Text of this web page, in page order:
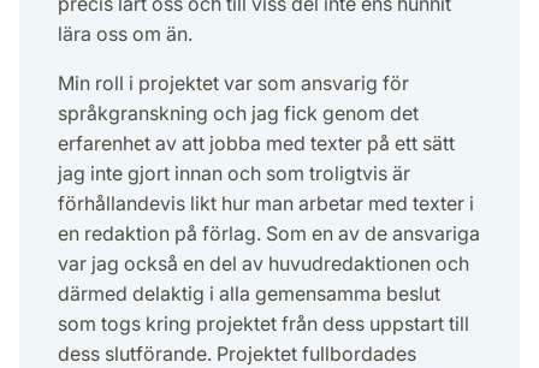
lära oss om än.
Min roll i projektet var som ansvarig för
språkgranskning och jag fick genom det
erfarenhet av att jobba med texter på ett sätt
jag inte gjort innan och som troligtvis är
förhållandevis likt hur man arbetar med texter i
en redaktion på förlag. Som en av de ansvariga
var jag också en del av huvudredaktionen och
därmed delaktig i alla gemensamma beslut
som togs kring projektet från dess uppstart till
dess slutförande. Projektet fullbordades